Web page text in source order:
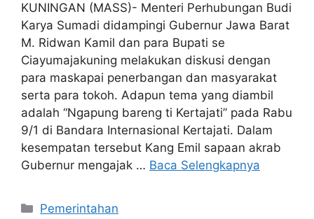
KUNINGAN (MASS)- Menteri Perhubungan Budi
Karya Sumadi didampingi Gubernur Jawa Barat
M. Ridwan Kamil dan para Bupati se
Ciayumajakuning melakukan diskusi dengan
para maskapai penerbangan dan masyarakat
serta para tokoh. Adapun tema yang diambil
adalah “Ngapung bareng ti Kertajati” pada Rabu
9/1 di Bandara Internasional Kertajati. Dalam
kesempatan tersebut Kang Emil sapaan akrab
Gubernur mengajak … Baca Selengkapnya
Kategori
Pemerintahan